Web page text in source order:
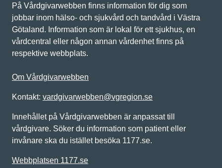
På Vårdgivarwebben finns information för dig som
jobbar inom hälso- och sjukvård och tandvård i Västra
Götaland. Information som är lokal för ett sjukhus, en
vårdcentral eller någon annan vårdenhet finns på
respektive webbplats.
Om Vårdgivarwebben
Kontakt: vardgivarwebben@vgregion.se
Innehållet på Vårdgivarwebben är anpassat till
vårdgivare. Söker du information som patient eller
invånare ska du istället besöka 1177.se.
Webbplatsen 1177.se